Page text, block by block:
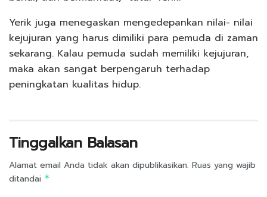
Yerik juga menegaskan mengedepankan nilai- nilai
kejujuran yang harus dimiliki para pemuda di zaman
sekarang. Kalau pemuda sudah memiliki kejujuran,
maka akan sangat berpengaruh terhadap
peningkatan kualitas hidup.
Tinggalkan Balasan
Alamat email Anda tidak akan dipublikasikan. Ruas yang wajib
ditandai *